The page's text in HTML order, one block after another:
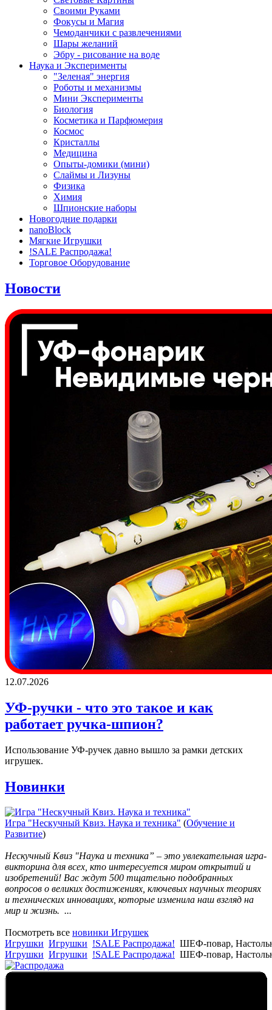
Своими Руками
Фокусы и Магия
Чемоданчики с развлечениями
Шары желаний
Эбру - рисование на воде
Наука и Эксперименты
"Зеленая" энергия
Роботы и механизмы
Мини Эксперименты
Биология
Косметика и Парфюмерия
Космос
Кристаллы
Медицина
Опыты-домики (мини)
Слаймы и Лизуны
Физика
Химия
Шпионские наборы
Новогодние подарки
nanoBlock
Мягкие Игрушки
!SALE Распродажа!
Торговое Оборудование
Новости
12.07.2026
УФ-ручки - что это такое и как
работает ручка-шпион?
Использование УФ-ручек давно вышло за рамки детских
игрушек.
Новинки
Игра "Нескучный Квиз. Наука и техника" (Обучение и
Развитие)
Нескучный Квиз "Наука и техника” – это увлекательная игра-
викторина для всех, кто интересуется миром открытий и
изобретений! Вас ждут 500 тщательно подобранных
вопросов о великих достижениях, ключевых научных теориях
и технических инновациях, которые изменила наш взгляд на
мир и жизнь. ...
Посмотреть все новинки Игрушек
Игрушки Игрушки !SALE Распродажа! ШЕФ-повар,
Игрушки Игрушки !SALE Распродажа! ШЕФ-повар,